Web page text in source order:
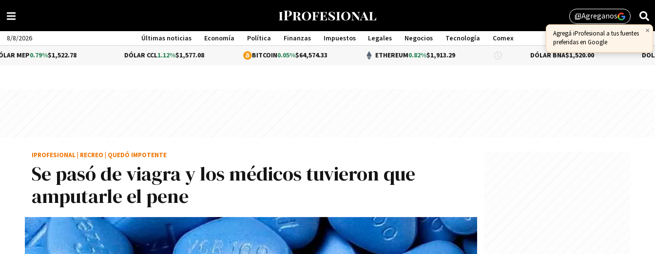
library_addAgreganos
×
Agregá iProfesional a tus fuentes
preferidas en Google
8/8/2026 Últimas noticias Economía Política Finanzas Impuestos Legales Negocios Tecnología
Comex
Management
$1,522.78 1.12%$1,577.08 0.05%$64,574.33 ETHEREUM0.82%$1,913.29 DÓLAR BNA $1,520.00 DÓLAR BLUE-
Se pasó de viagra y los médicos tuvieron que
amputarle el pene
IPROFESIONAL RECREO QUEDÓ IMPOTENTE